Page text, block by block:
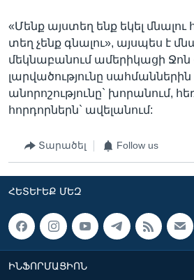
«Մենք այստեղ ենք եկել
տեղ չենք գնալու», այսպես է
մեկնաբանում ամերիկացի Ջոն
լարվածությունը սահմաններին
անորոշությունը` խորանում,
հորդորներն` ավելանում:
Տարածել Follow us
ՀԵՏԵՒԵՔ ՄԵԶ
ԻՆՖՈՐՄԱՑԻՈՆ